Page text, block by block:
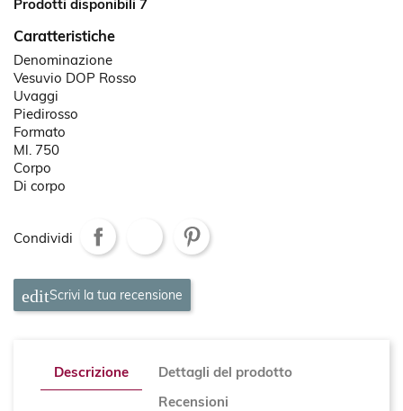
Prodotti disponibili 7
Caratteristiche
Denominazione
Vesuvio DOP Rosso
Uvaggi
Piedirosso
Formato
Ml. 750
Corpo
Di corpo
Condividi
Scrivi la tua recensione
Descrizione Dettagli del prodotto
Recensioni